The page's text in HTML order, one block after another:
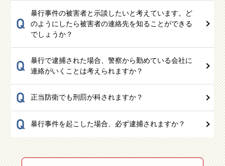
Q
暴行事件の被害者と示談したいと考えています。ど
のようにしたら被害者の連絡先を知ることができる
でしょうか？
Q
暴行で逮捕された場合、警察から勤めている会社に
連絡がいくことは考えられますか？
Q 正当防衛でも刑罰が科されますか？
Q 暴行事件を起こした場合、必ず逮捕されますか？